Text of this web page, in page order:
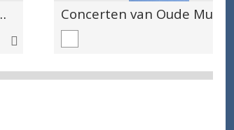
Italiano Luca Marenzio.